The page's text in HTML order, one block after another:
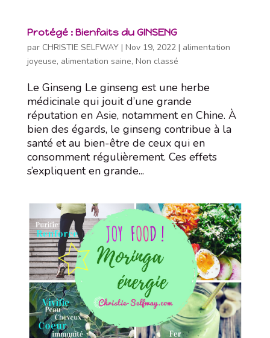
Protégé : Bienfaits du GINSENG
par CHRISTIE SELFWAY| Nov 19, 2022| alimentation
joyeuse, alimentation saine, Non classé
Le Ginseng Le ginseng est une herbe
médicinale qui jouit d’une grande
réputation en Asie, notamment en Chine. À
bien des égards, le ginseng contribue à la
santé et au bien-être de ceux qui en
consomment régulièrement. Ces effets
s’expliquent en grande...